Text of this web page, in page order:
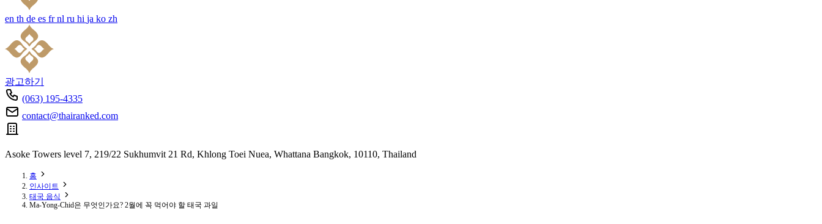
en th de es fr nl ru hi ja ko zh
광고하기
(063) 195-4335
contact@thairanked.com
Asoke Towers level 7, 219/22 Sukhumvit 21 Rd, Khlong Toei Nuea, Whattana Bangkok, 10110, Thailand
홈
인사이트
태국 음식
Ma-Yong-Chid은 무엇인가요? 2월에 꼭 먹어야 할 태국 과일